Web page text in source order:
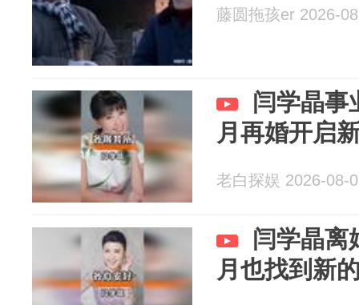
藤圆拖孩er 2026-
闫学晶事
月再婚开启
老白探娱 2026-08-
闫学晶离
月也找到新